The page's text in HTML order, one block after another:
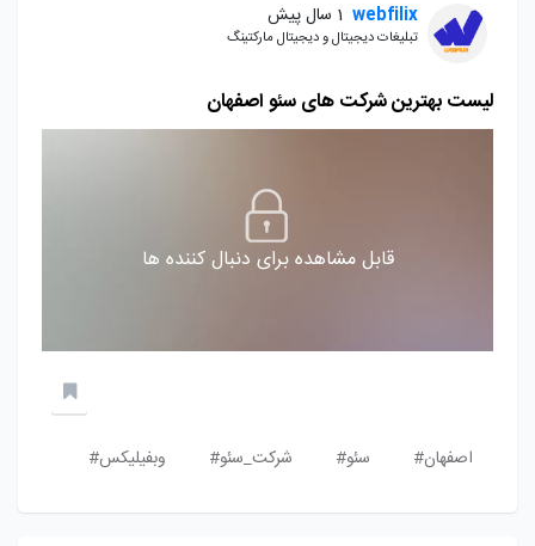
webfilix 1 سال پیش
تبلیغات دیجیتال و دیجیتال مارکتینگ
لیست بهترین شرکت های سئو اصفهان
قابل مشاهده برای دنبال کننده ها
اصفهان# سئو# شرکت_سئو# وبفیلیکس#